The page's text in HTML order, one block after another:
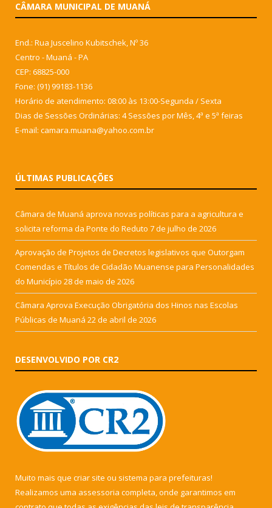
CÂMARA MUNICIPAL DE MUANÁ
End.: Rua Juscelino Kubitschek, Nº 36
Centro - Muaná - PA
CEP: 68825-000
Fone: (91) 99183-1136
Horário de atendimento: 08:00 às 13:00-Segunda / Sexta
Dias de Sessões Ordinárias: 4 Sessões por Mês, 4ª e 5ª feiras
E-mail: camara.muana@yahoo.com.br
ÚLTIMAS PUBLICAÇÕES
Câmara de Muaná aprova novas políticas para a agricultura e
solicita reforma da Ponte do Reduto 7 de julho de 2026
Aprovação de Projetos de Decretos legislativos que Outorgam
Comendas e Títulos de Cidadão Muanense para Personalidades
do Município 28 de maio de 2026
Câmara Aprova Execução Obrigatória dos Hinos nas Escolas
Públicas de Muaná 22 de abril de 2026
DESENVOLVIDO POR CR2
Muito mais que criar site ou sistema para prefeituras!
Realizamos uma assessoria completa, onde garantimos em